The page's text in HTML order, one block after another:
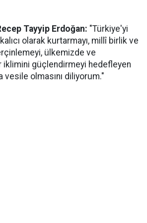
Tayyip Erdoğan: "Türkiye'yi
olarak kurtarmayı, millî birlik ve
ülkemizde ve
iklimini güçlendirmeyi hedefleyen
vesile olmasını diliyorum."